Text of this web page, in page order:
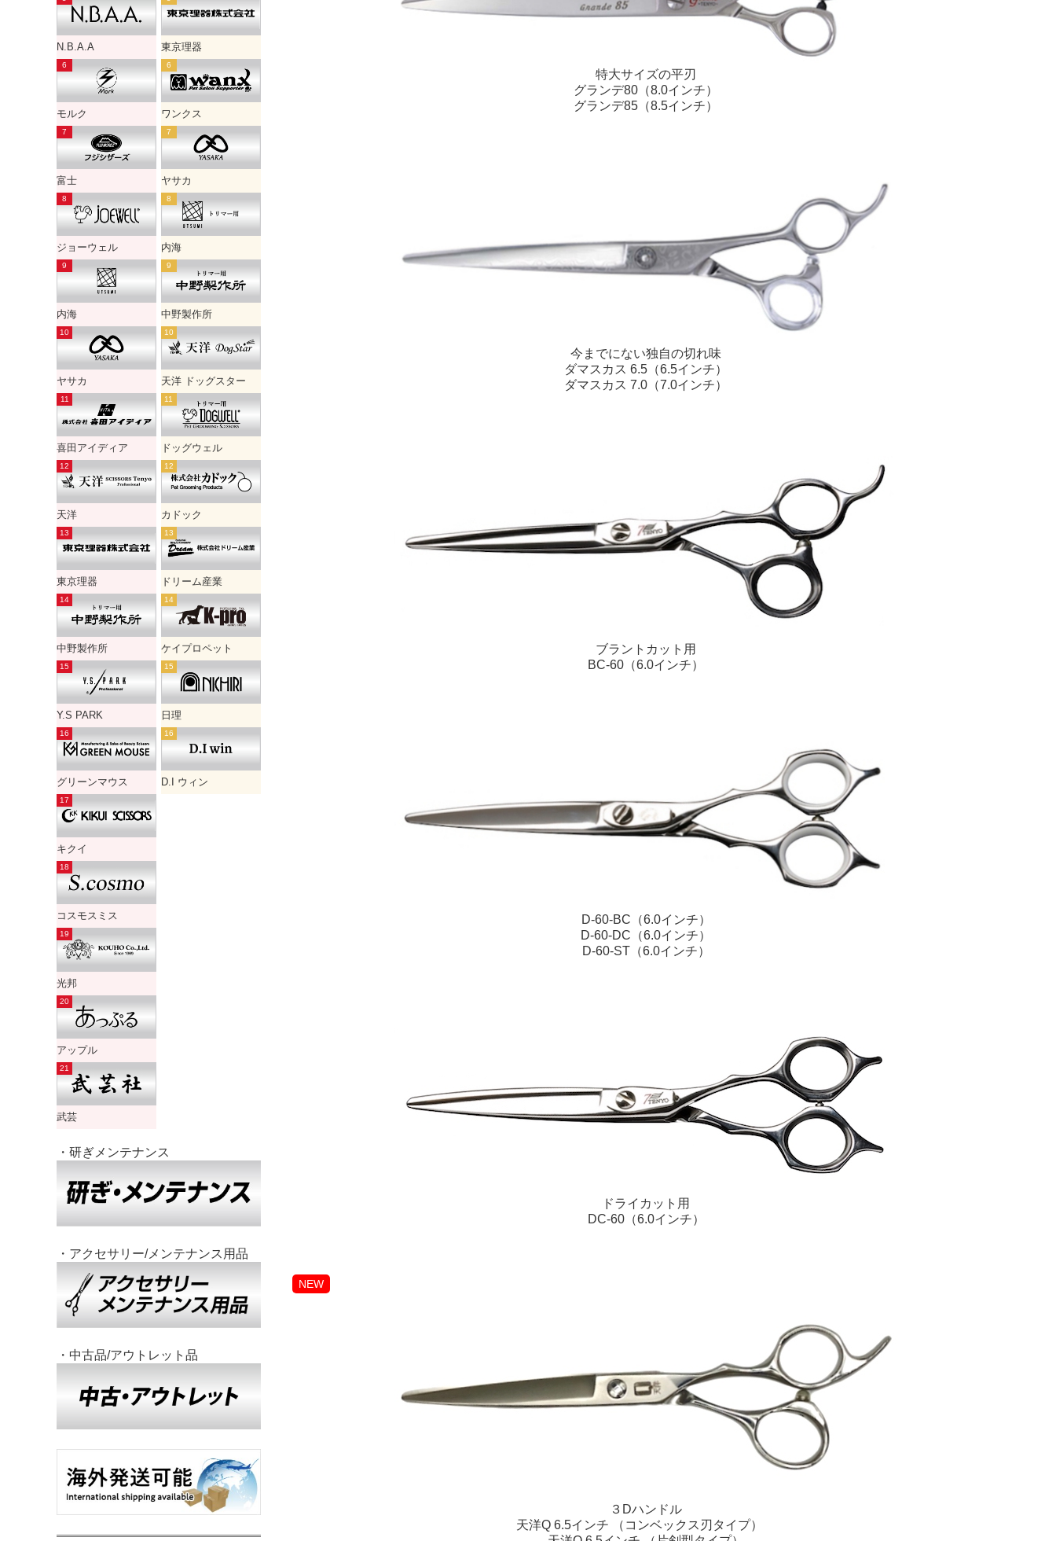
特大サイズの平刃
グランデ80（8.0インチ）
グランデ85（8.5インチ）
今までにない独自の切れ味
ダマスカス 6.5（6.5インチ）
ダマスカス 7.0（7.0インチ）
ブラントカット用
BC-60（6.0インチ）
D-60-BC（6.0インチ）
D-60-DC（6.0インチ）
D-60-ST（6.0インチ）
ドライカット用
DC-60（6.0インチ）
NEW
３Dハンドル
天洋Q 6.5インチ （コンベックス刃タイプ）
N.B.A.A
モルク
富士
ジョーウェル
内海
ヤサカ
喜田アイディア
天洋
東京理器
中野製作所
Y.S PARK
グリーンマウス
キクイ
コスモスミス
光邦
アップル
武芸
東京理器
ワンクス
ヤサカ
内海
中野製作所
天洋 ドッグスター
ドッグウェル
カドック
ドリーム産業
ケイプロペット
日理
D.I ウィン
・研ぎメンテナンス
・アクセサリー/メンテナンス用品
・中古品/アウトレット品